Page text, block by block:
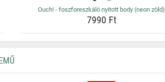
Ouch! - foszforeszkáló nyitott body (neon zöld)
7990 Ft